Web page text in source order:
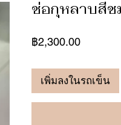
ช่อกุหลาบสีช
฿2,300.00ราคา
เพิ่มลงในรถเข็น